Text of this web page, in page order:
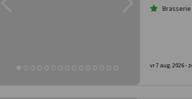
vr 7 aug. 2026 -